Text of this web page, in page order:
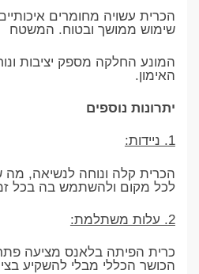
הכרית עשויה מחומרים
שימוש ממושך ובטוח. המשטח
המונע החלקה מספק יציבות
האימון.
יתרונות נוספים
1. ניידות:
הכרית קלה ונוחה לנשיאה,
לכל מקום ולהשתמש בה בכל
2. עלות משתלמת:
כרית הפיתה בלאנס מציעה
הכושר הכללי מבלי להשקיע